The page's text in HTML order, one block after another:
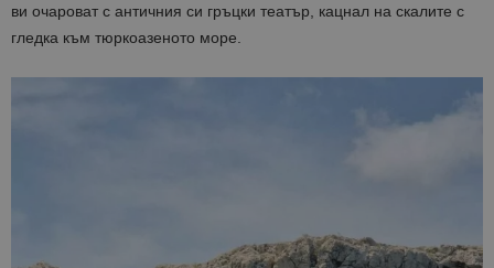
ви очароват с античния си гръцки театър, кацнал на скалите с
гледка към тюркоазеното море.